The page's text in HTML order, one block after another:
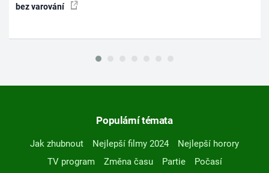
bez varování
Populární témata
Jak zhubnout Nejlepší filmy 2024
Nejlepší horory
TV program
Změna času Partie
Počasí